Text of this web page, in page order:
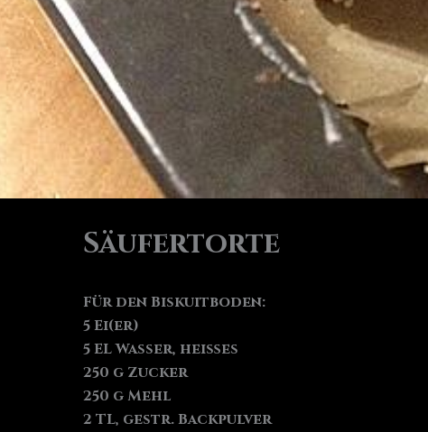
Säufertorte
Für den Biskuitboden:
5 Ei(er)
5 EL Wasser, heißes
250 g Zucker
250 g Mehl
2 TL, gestr. Backpulver